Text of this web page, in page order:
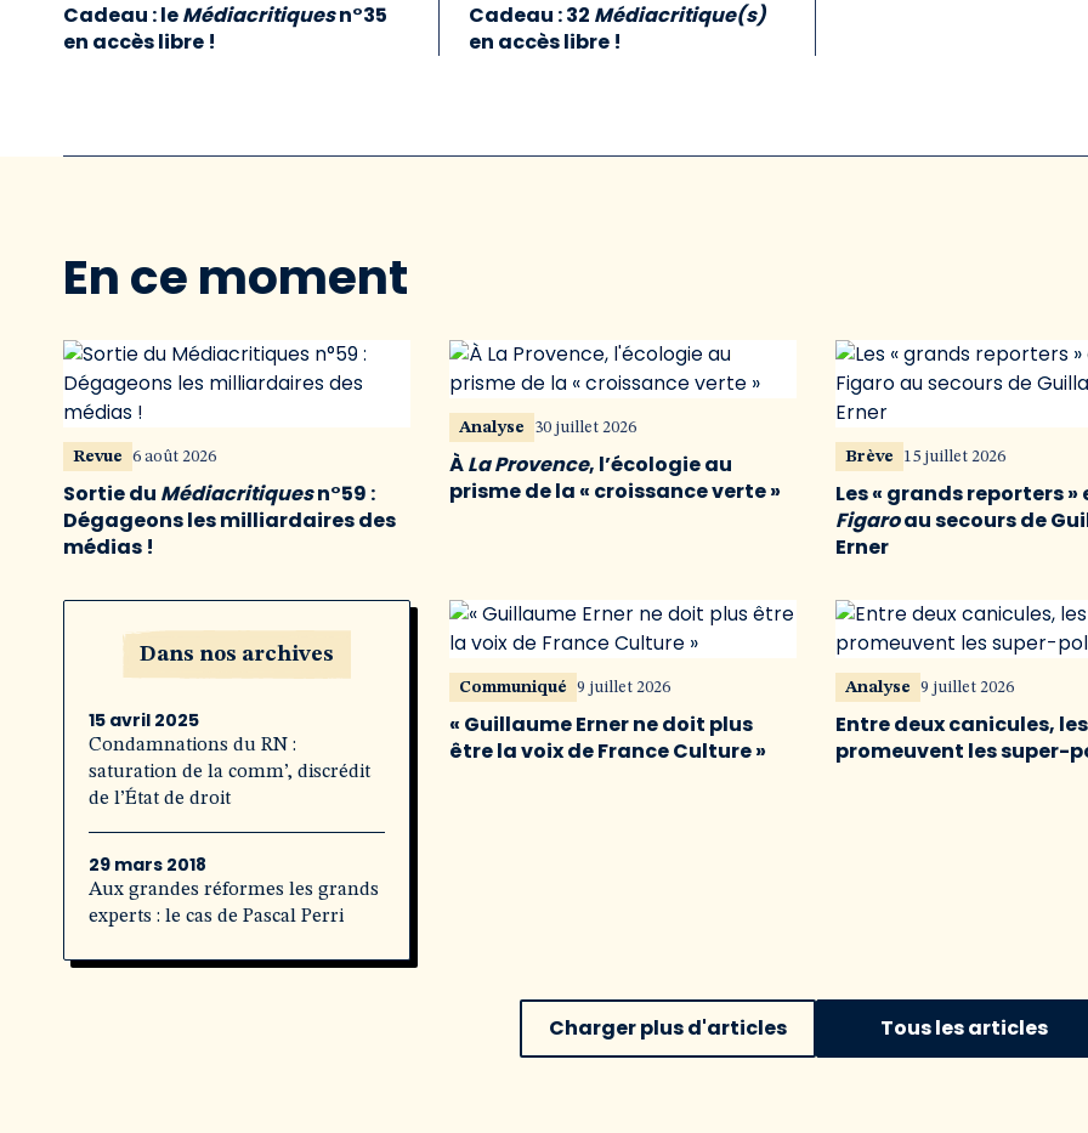
Cadeau : leMédiacritiquesn°35
en accès libre !
Cadeau : 32 Médiacritique(s)
en accès libre !
En ce moment
Revue 6 août 2026
Sortie du Médiacritiquesn°59 :
Dégageons les milliardaires des
médias !
Analyse 30 juillet 2026
ÀLa Provence, l’écologie au
prisme de la « croissance verte »
Brève 15 juillet 2026
Les « grands reporters »
Figaroau secours de
Erner
Dans nos archives
15 avril 2025
Condamnations du RN :
saturation de la comm’, discrédit
de l’État de droit
29 mars 2018
Aux grandes réformes les grands
experts : le cas de Pascal Perri
Communiqué 9 juillet 2026
« Guillaume Erner ne doit plus
être la voix de France Culture »
Analyse 9 juillet 2026
Entre deux canicules,
promeuvent les super-
Charger plus d'articles Tous les articles